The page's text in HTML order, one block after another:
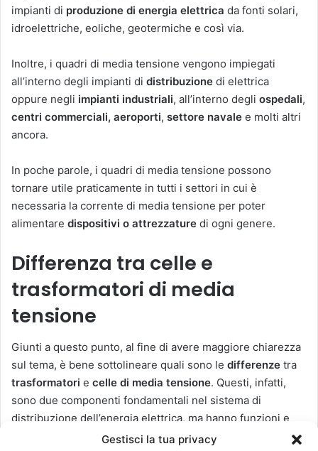
Gestisci la tua privacy
impianti di produzione di energia elettrica da fonti solari,
idroelettriche, eoliche, geotermiche e così via.
Inoltre, i quadri di media tensione vengono impiegati
all’interno degli impianti di distribuzione di elettrica
oppure negli impianti industriali, all’interno degli ospedali,
centri commerciali, aeroporti, settore navale e molti altri
ancora.
In poche parole, i quadri di media tensione possono
tornare utile praticamente in tutti i settori in cui è
necessaria la corrente di media tensione per poter
alimentare dispositivi o attrezzature di ogni genere.
Differenza tra celle e
trasformatori di media
tensione
Giunti a questo punto, al fine di avere maggiore chiarezza
sul tema, è bene sottolineare quali sono le differenze tra
trasformatori e celle di media tensione. Questi, infatti,
sono due componenti fondamentali nel sistema di
distribuzione dell’energia elettrica, ma hanno funzioni e
caratteristiche diverse.